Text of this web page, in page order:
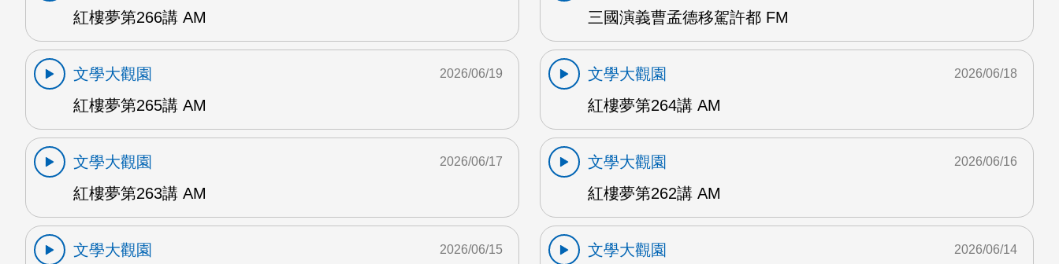
紅樓夢第266講 AM
三國演義曹孟德移駕許都 FM
文學大觀園
紅樓夢第265講 AM
2026/06/19
文學大觀園
紅樓夢第264講 AM
2026/06/18
文學大觀園
紅樓夢第263講 AM
2026/06/17
文學大觀園
紅樓夢第262講 AM
2026/06/16
文學大觀園 2026/06/15 文學大觀園 2026/06/14